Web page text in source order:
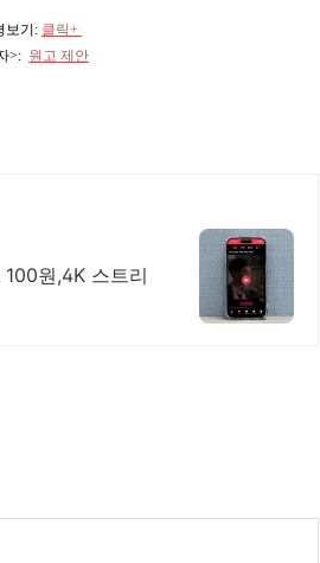
보기: 클릭+
>: 원고 제안
원,4K 스트리